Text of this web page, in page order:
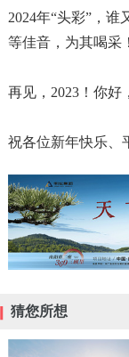
2024年“头彩”，谁
等佳音，为其喝采！
再见，2023！你好
祝各位新年快乐、
猜您所想